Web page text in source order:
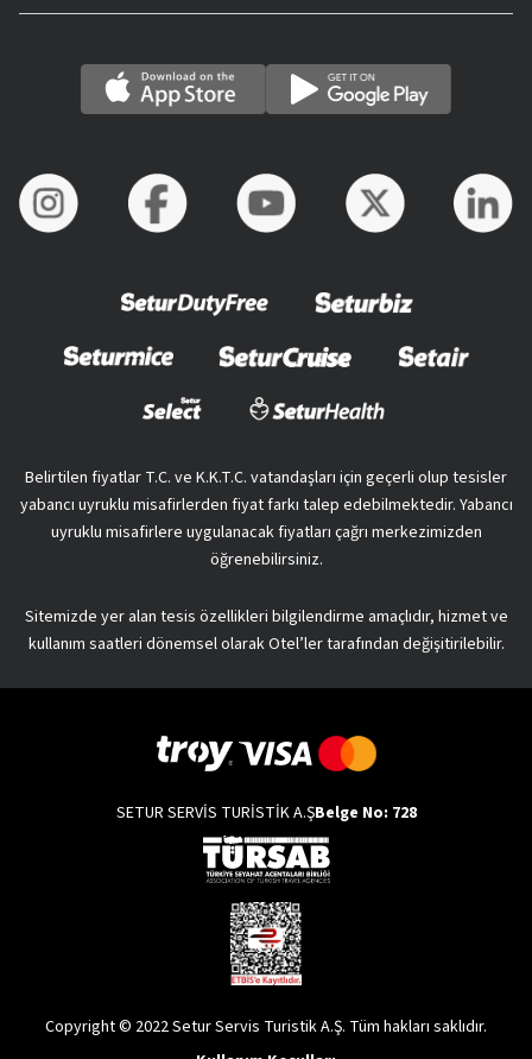
Belirtilen fiyatlar T.C. ve K.K.T.C. vatandaşları için geçerli olup tesisler
yabancı uyruklu misafirlerden fiyat farkı talep edebilmektedir. Yabancı
uyruklu misafirlere uygulanacak fiyatları çağrı merkezimizden
öğrenebilirsiniz.
Sitemizde yer alan tesis özellikleri bilgilendirme amaçlıdır, hizmet ve
kullanım saatleri dönemsel olarak Otel’ler tarafından değişitirilebilir.
SETUR SERVİS TURİSTİK A.ŞBelge No: 728
Copyright © 2022 Setur Servis Turistik A.Ş. Tüm hakları saklıdır.